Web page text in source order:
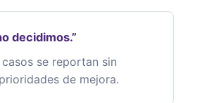
decidimos.”
se reportan sin
de mejora.